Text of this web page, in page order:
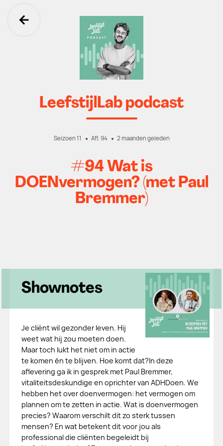
Ga terug
LeefstijlLab podcast
Seizoen 11 Afl. 94 2 maanden geleden
#94 Wat is
DOENvermogen? (met Paul
Bremmer)
Shownotes
Je cliënt wil gezonder leven. Hij
weet wat hij zou moeten doen.
Maar toch lukt het niet om in actie
te komen én te blijven. Hoe komt dat?In deze
aflevering ga ik in gesprek met Paul Bremmer,
vitaliteitsdeskundige en oprichter van ADHDoen. We
hebben het over doenvermogen: het vermogen om
plannen om te zetten in actie. Wat is doenvermogen
precies? Waarom verschilt dit zo sterk tussen
mensen? En wat betekent dit voor jou als
professional die cliënten begeleidt bij